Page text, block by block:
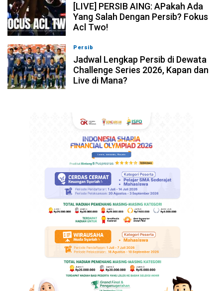
[LIVE] PERSIB AING: APakah Ada
Yang Salah Dengan Persib? Fokus
Acl Two!
Persib
Jadwal Lengkap Persib di Dewata
Challenge Series 2026, Kapan dan
Live di Mana?